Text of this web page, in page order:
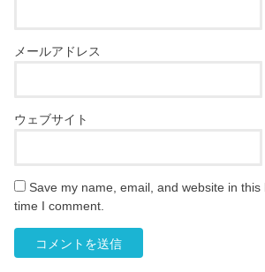
メールアドレス
ウェブサイト
Save my name, email, and website in
time I comment.